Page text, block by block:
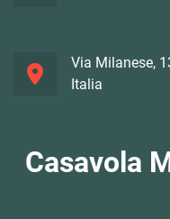
Via Milanese,
Italia
Casavola